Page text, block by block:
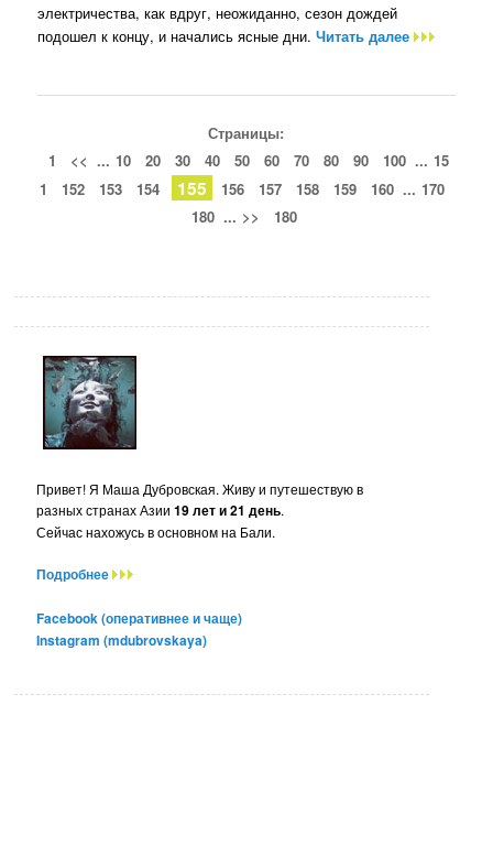
электричества, как вдруг, неожиданно, сезон дождей
подошел к концу, и начались ясные дни.Читать далее
Страницы:
1
<< ... 10 20 30 40 50 60 70 80 90 100 ... 15
1
152 153 154 155 156 157 158 159 160 ... 170
180 ... >> 180
Привет! Я Маша Дубровская. Живу и путешествую в
разных странах Азии19 лет и 21 день.
Сейчас нахожусь в основном на Бали.
Подробнее
Facebook (оперативнее и чаще)
Instagram (mdubrovskaya)